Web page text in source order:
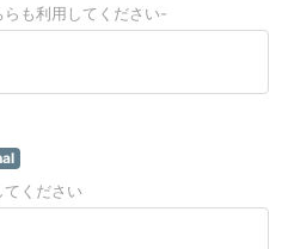
も利用してください-
ください